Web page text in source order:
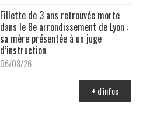
Fillette de 3 ans retrouvée morte
dans le 8e arrondissement de Lyon :
sa mère présentée à un juge
d’instruction
06/08/26
+ d'infos